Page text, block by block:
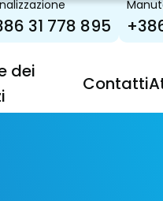
31 778 895
dei
Contatti